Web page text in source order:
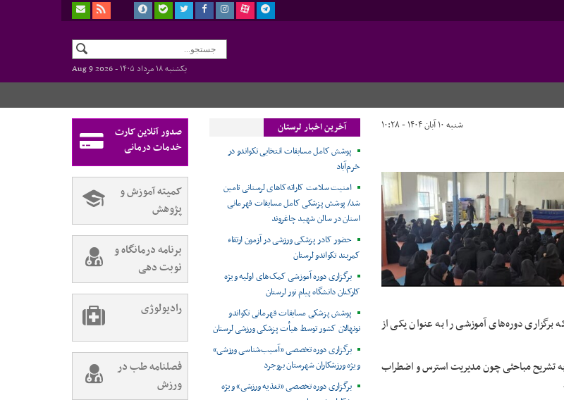
یکشنبه ۱۸ مرداد ۱۴۰۵ -
Aug 9 2026
شنبه ۱۰ آبان ۱۴۰۴ - ۱۰:۲۸
دوره‌های آموزشی را به عنوان یکی از
تشریح مباحثی چون مدیریت استرس و اضطراب
آخرین اخبار لرستان
پوشش کامل مسابقات انتخابی تکواندو در
خرم‌آباد
امنیت سلامت کاراته‌کاهای لرستانی تامین
شد/ پوشش پزشکی کامل مسابقات قهرمانی
استان در سالن شهید چاغروند
حضور کادر پزشکی ورزشی در آزمون ارتقاء
کمربند تکواندو لرستان
برگزاری دوره آموزشی کمک‌های اولیه ویژه
کارکنان دانشگاه پیام نور لرستان
پوشش پزشکی مسابقات قهرمانی تکواندو
نونهالان کشور توسط هیأت پزشکی ورزشی لرستان
برگزاری دوره تخصصی «آسیب‌شناسی ورزشی»
ویژه ورزشکاران شهرستان بروجرد
برگزاری دوره تخصصی «تغذیه ورزشی» ویژه
صدور آنلاین کارت
خدمات درمانی
کمیته آموزش و
پژوهش
برنامه درمانگاه و
نوبت دهی
رادیولوژی
فصلنامه طب در
ورزش